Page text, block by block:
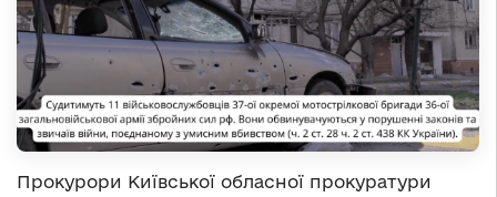
Прокурори Київської обласної прокуратури